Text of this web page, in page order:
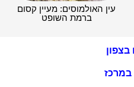
עין האולמוסים: מעיין קסום
ברמת השופט
בצפון
במרכז